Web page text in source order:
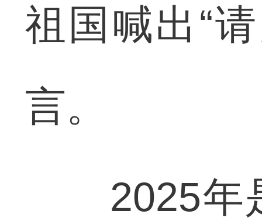
祖国喊出“
言。
2025年是